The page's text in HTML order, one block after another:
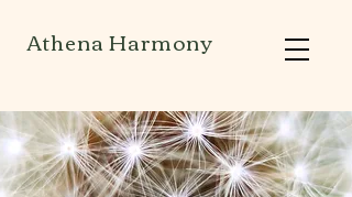
Athena Harmony